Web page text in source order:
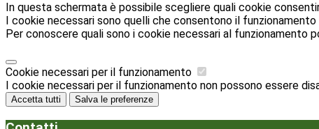
In questa schermata è possibile scegliere quali cookie
I cookie necessari sono quelli che consentono il
Per conoscere quali sono i cookie necessari al funzionamento
Cookie necessari per il funzionamento
I cookie necessari per il funzionamento non possono essere
Accetta tutti Salva le preferenze